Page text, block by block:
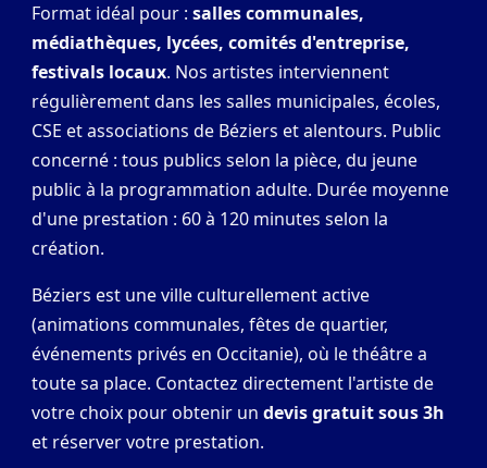
Format idéal pour : salles communales,
médiathèques, lycées, comités d'entreprise,
festivals locaux. Nos artistes interviennent
régulièrement dans les salles municipales, écoles,
CSE et associations de Béziers et alentours. Public
concerné : tous publics selon la pièce, du jeune
public à la programmation adulte. Durée moyenne
d'une prestation : 60 à 120 minutes selon la
création.
Béziers est une ville culturellement active
(animations communales, fêtes de quartier,
événements privés en Occitanie), où le théâtre a
toute sa place. Contactez directement l'artiste de
votre choix pour obtenir un devis gratuit sous 3h
et réserver votre prestation.